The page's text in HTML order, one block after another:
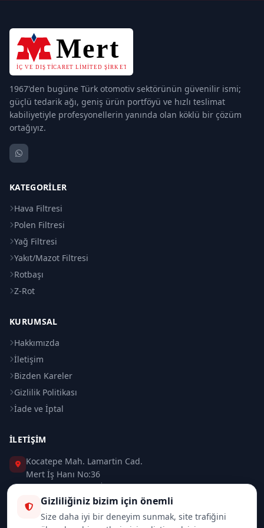
1967'den bugüne Türk otomotiv sektörünün güvenilir ismi;
güçlü tedarik ağı, geniş ürün portföyü ve hızlı teslimat
kabiliyetiyle profesyonellerin yanında olan köklü bir çözüm
ortağıyız.
KATEGORILER
Hava Filtresi
Polen Filtresi
Yağ Filtresi
Yakıt/Mazot Filtresi
Rotbaşı
Z-Rot
KURUMSAL
Hakkımızda
İletişim
Bizden Kareler
Gizlilik Politikası
İade ve İptal
İLETIŞIM
Kocatepe Mah. Lamartin Cad.
Mert İş Hanı No:36
Taksim / Beyoğlu / İSTANBUL
0 (212) 235 37 83
Gizliliğiniz bizim için önemli
Size daha iyi bir deneyim sunmak, site trafiğini